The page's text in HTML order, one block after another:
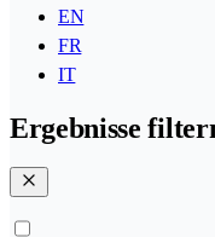
EN
FR
IT
Ergebnisse